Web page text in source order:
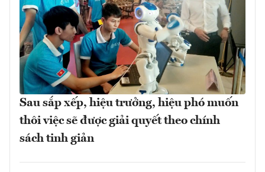
Sau sắp xếp, hiệu trưởng, hiệu phó muốn
thôi việc sẽ được giải quyết theo chính
sách tinh giản